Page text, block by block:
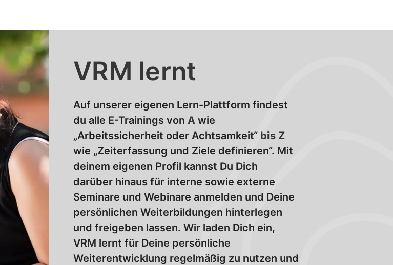
VRM lernt
Auf unserer eigenen Lern-Plattform findest
du alle E-Trainings von A wie
„Arbeitssicherheit oder Achtsamkeit“ bis Z
wie „Zeiterfassung und Ziele definieren“. Mit
deinem eigenen Profil kannst Du Dich
darüber hinaus für interne sowie externe
Seminare und Webinare anmelden und Deine
persönlichen Weiterbildungen hinterlegen
und freigeben lassen. Wir laden Dich ein,
VRM lernt für Deine persönliche
Weiterentwicklung regelmäßig zu nutzen und